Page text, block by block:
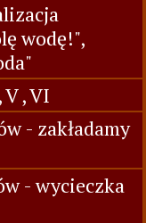
wodę!",
, VI
- zakładamy
- wycieczka